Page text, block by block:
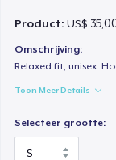
Product:US$
Omschrijving:
Relaxed fit, unisex.
Toon Meer Details
Selecteer grootte: